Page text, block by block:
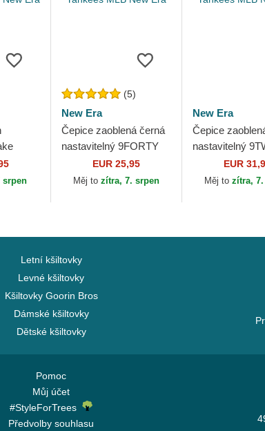
srpen
(5)
New Era
Čepice zaoblená černá
nastavitelný 9FORTY
Essential New York
Yankees MLB New Era
EUR 25,95
Měj to zítra, 7. srpen
New Era
Čepice
nastavitelný
Broderie New
Yankees MLB
EUR
Měj to zítra,
Letní kšiltovky
Levné kšiltovky
Kšiltovky Goorin Bros
Dámské kšiltovky
Dětské kšiltovky
Pomoc
Můj účet
#StyleForTrees
Předvolby souhlasu